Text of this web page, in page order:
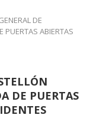
DE
PUERTAS ABIERTAS
DE PUERTAS